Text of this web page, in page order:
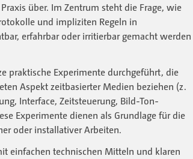
über. Im Zentrum steht die Frage, wie
und impliziten Regeln in
erfahrbar oder irritierbar gemacht werden
praktische Experimente durchgeführt, die
Aspekt zeitbasierter Medien beziehen (z.
Interface, Zeitsteuerung, Bild-Ton-
Experimente dienen als Grundlage für die
oder installativer Arbeiten.
einfachen technischen Mitteln und klaren